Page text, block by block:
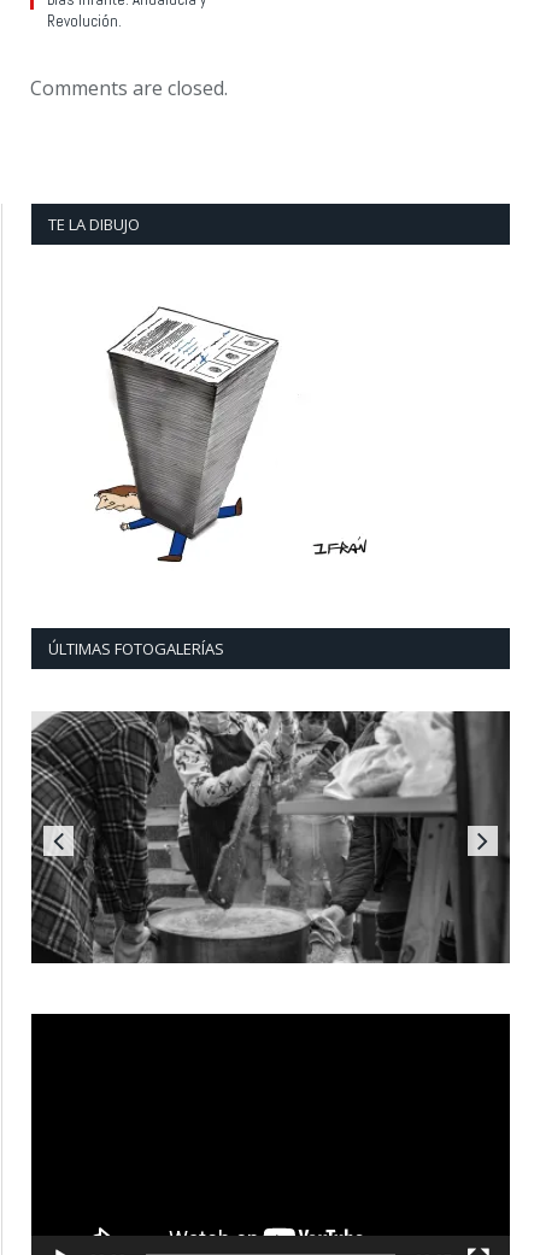
Revolución.
Comments are closed.
TE LA DIBUJO
ÚLTIMAS FOTOGALERÍAS